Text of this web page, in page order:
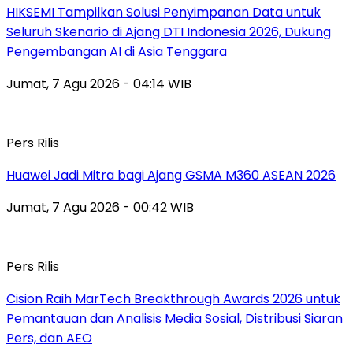
HIKSEMI Tampilkan Solusi Penyimpanan Data untuk
Seluruh Skenario di Ajang DTI Indonesia 2026, Dukung
Pengembangan AI di Asia Tenggara
Jumat, 7 Agu 2026 - 04:14 WIB
Pers Rilis
Huawei Jadi Mitra bagi Ajang GSMA M360 ASEAN 2026
Jumat, 7 Agu 2026 - 00:42 WIB
Pers Rilis
Cision Raih MarTech Breakthrough Awards 2026 untuk
Pemantauan dan Analisis Media Sosial, Distribusi Siaran
Pers, dan AEO